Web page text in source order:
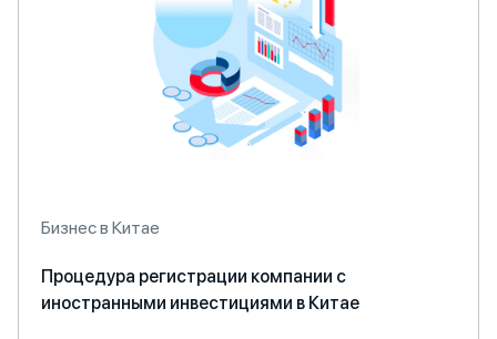
Бизнес в Китае
Процедура регистрации компании с
иностранными инвестициями в Китае